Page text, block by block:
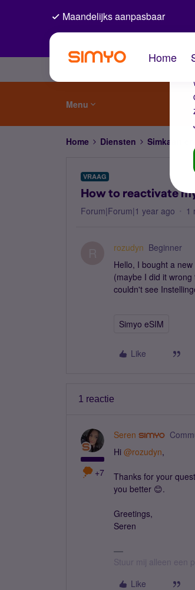
Maandelijks aanpasbaar
Home
Menu
Home Diensten Simkaart en
VRAAG
How to reactivate
Forum|Forum|1 year ago 1
rozudyn Beginner
Hello, I bought a
(maybe I did it
couldn't see
Simyo eSIM
Like
1 reactie
+7
Seren
Hi ​ @rozudyn,
Thanks for your
you better 😊.
Greetings,
Seren
Stuur mij alleen een
Like